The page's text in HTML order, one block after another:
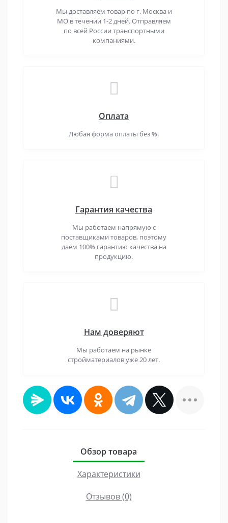
Мы доставляем товар по г. Москва и
МО в течении 1-2 дней. Отправляем
по всей России транспортными
компаниями.
Оплата
Любая форма оплаты без %.
Гарантия качества
Мы работаем напрямую с
поставщиками товаров, поэтому
даём 100% гарантию качества на
продукцию.
Нам доверяют
Мы работаем на рынке
стройматериалов уже 20 лет.
Обзор товара
Характеристики
Отзывов (0)